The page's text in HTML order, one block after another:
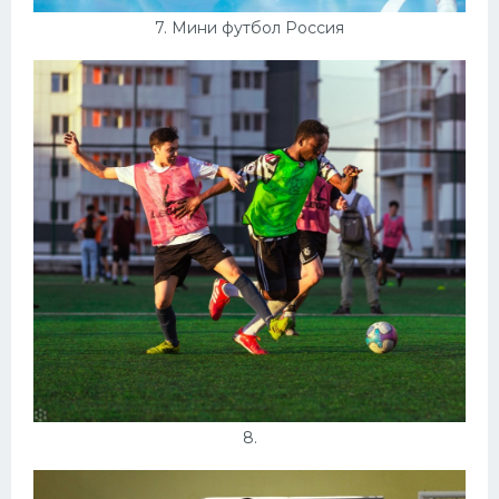
7. Мини футбол Россия
8.